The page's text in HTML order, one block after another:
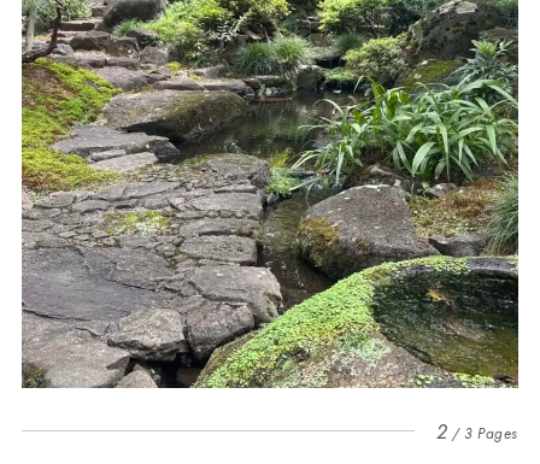
2 3 Pages